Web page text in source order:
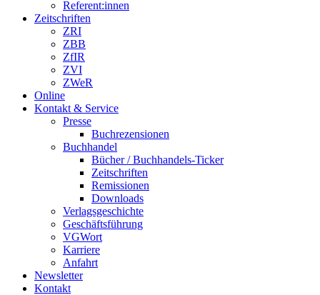
Referent:innen
Zeitschriften
ZRI
ZBB
ZfIR
ZVI
ZWeR
Online
Kontakt & Service
Presse
Buchrezensionen
Buchhandel
Bücher / Buchhandels-Ticker
Zeitschriften
Remissionen
Downloads
Verlagsgeschichte
Geschäftsführung
VGWort
Karriere
Anfahrt
Newsletter
Kontakt